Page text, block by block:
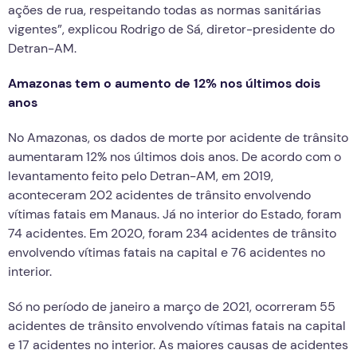
ações de rua, respeitando todas as normas sanitárias
vigentes”, explicou Rodrigo de Sá, diretor-presidente do
Detran-AM.
Amazonas tem o aumento de 12% nos últimos dois
anos
No Amazonas, os dados de morte por acidente de trânsito
aumentaram 12% nos últimos dois anos. De acordo com o
levantamento feito pelo Detran-AM, em 2019,
aconteceram 202 acidentes de trânsito envolvendo
vítimas fatais em Manaus. Já no interior do Estado, foram
74 acidentes. Em 2020, foram 234 acidentes de trânsito
envolvendo vítimas fatais na capital e 76 acidentes no
interior.
Só no período de janeiro a março de 2021, ocorreram 55
acidentes de trânsito envolvendo vítimas fatais na capital
e 17 acidentes no interior. As maiores causas de acidentes